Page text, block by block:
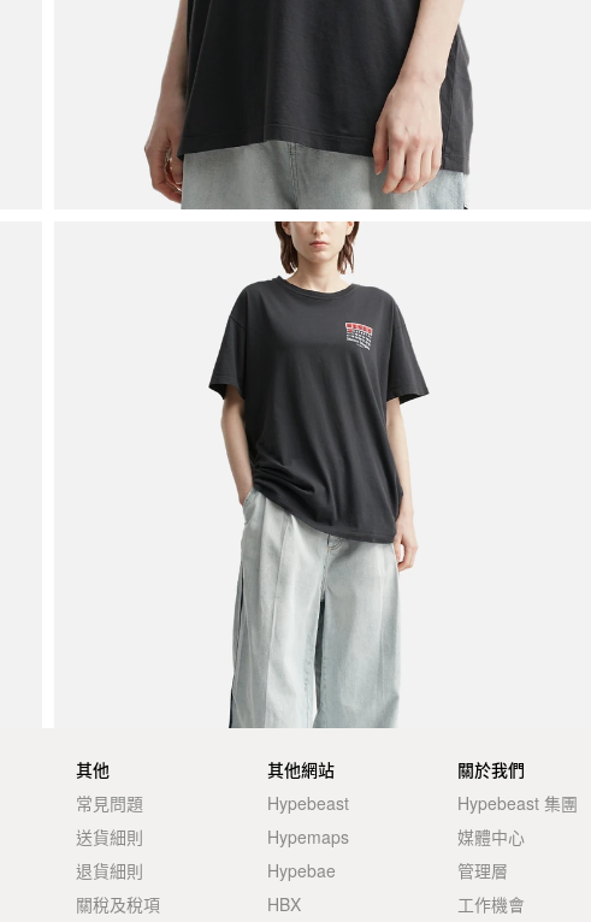
其他
常見問題
送貨細則
退貨細則
關稅及稅項
其他網站
Hypebeast
Hypemaps
Hypebae
HBX
關於我們
Hypebeast 集團
媒體中心
管理層
工作機會